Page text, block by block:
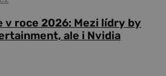
roce 2026: Mezi lídry by
ale i Nvidia